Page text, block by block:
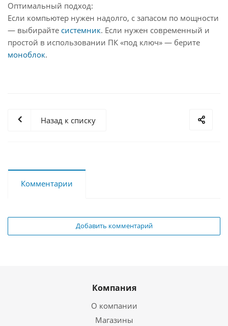
Оптимальный подход:
Если компьютер нужен надолго, с запасом по мощности
— выбирайте системник. Если нужен современный и
простой в использовании ПК «под ключ» — берите
моноблок.
Назад к списку
Комментарии
Добавить комментарий
Компания
О компании
Магазины